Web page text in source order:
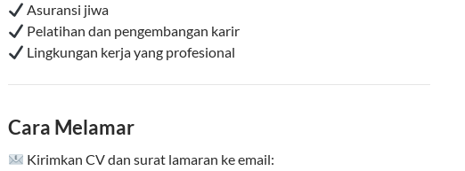
Asuransi jiwa
Pelatihan dan pengembangan karir
Lingkungan kerja yang profesional
Cara Melamar
Kirimkan CV dan surat lamaran ke email: